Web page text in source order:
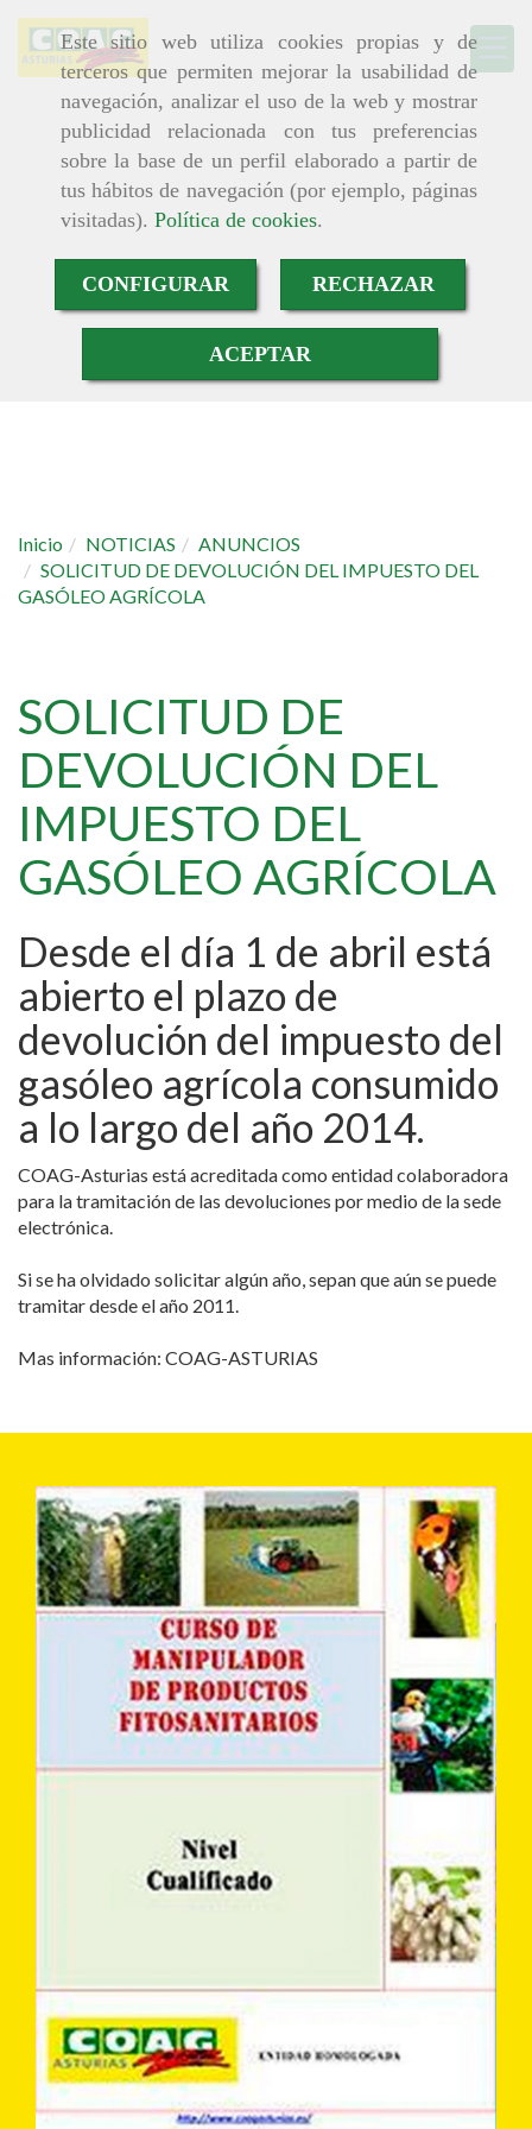
Este sitio web utiliza cookies propias y de
terceros que permiten mejorar la usabilidad de
navegación, analizar el uso de la web y mostrar
publicidad relacionada con tus preferencias
sobre la base de un perfil elaborado a partir de
tus hábitos de navegación (por ejemplo, páginas
visitadas). Política de cookies.
CONFIGURAR RECHAZAR
ACEPTAR
Inicio NOTICIAS
ANUNCIOS
SOLICITUD DE DEVOLUCIÓN DEL IMPUESTO DEL
GASÓLEO AGRÍCOLA
SOLICITUD DE
DEVOLUCIÓN DEL
IMPUESTO DEL
GASÓLEO AGRÍCOLA
Desde el día 1 de abril está
abierto el plazo de
devolución del impuesto del
gasóleo agrícola consumido
a lo largo del año 2014.
COAG-Asturias está acreditada como entidad colaboradora
para la tramitación de las devoluciones por medio de la sede
electrónica.
Si se ha olvidado solicitar algún año, sepan que aún se puede
tramitar desde el año 2011.
Mas información: COAG-ASTURIAS